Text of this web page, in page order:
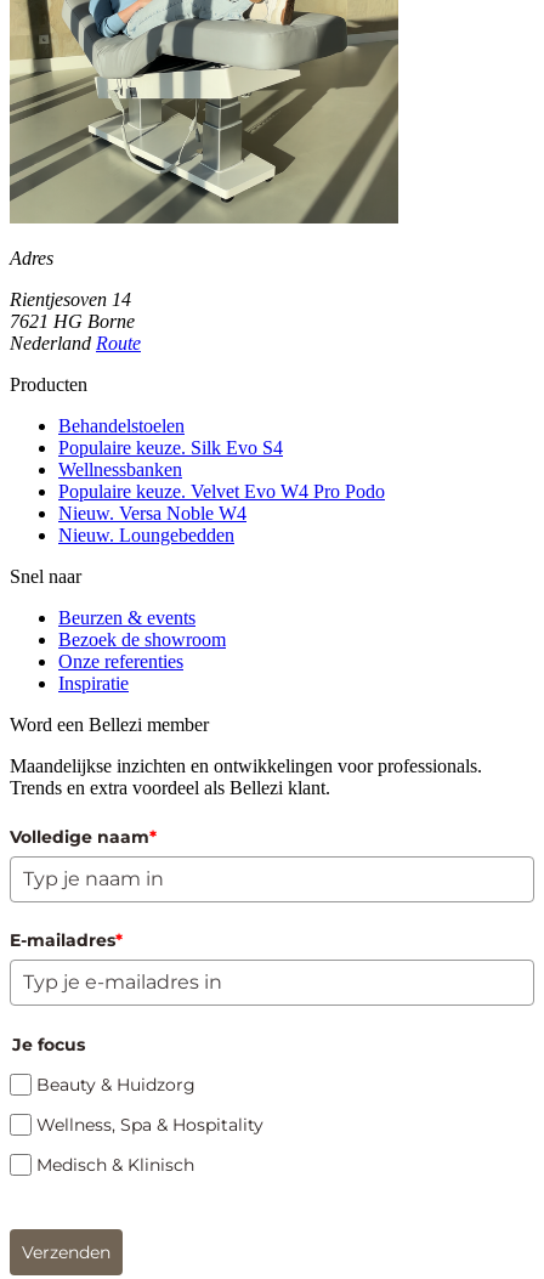
Adres
Rientjesoven 14
7621 HG Borne
Nederland Route
Producten
Behandelstoelen
Populaire keuze. Silk Evo S4
Wellnessbanken
Populaire keuze. Velvet Evo W4 Pro Podo
Nieuw. Versa Noble W4
Nieuw. Loungebedden
Snel naar
Beurzen & events
Bezoek de showroom
Onze referenties
Inspiratie
Word een Bellezi member
Maandelijkse inzichten en ontwikkelingen voor professionals.
Trends en extra voordeel als Bellezi klant.
Volledige naam*
E-mailadres*
Je focus
Beauty & Huidzorg
Wellness, Spa & Hospitality
Medisch & Klinisch
Verzenden